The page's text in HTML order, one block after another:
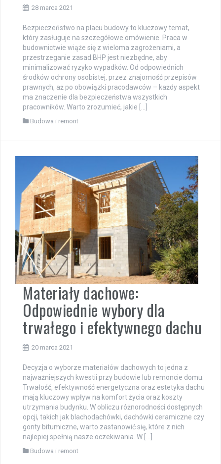
28 marca 2021
Bezpieczeństwo na placu budowy to kluczowy temat,
który zasługuje na szczegółowe omówienie. Praca w
budownictwie wiąże się z wieloma zagrożeniami, a
przestrzeganie zasad BHP jest niezbędne, aby
minimalizować ryzyko wypadków. Od odpowiednich
środków ochrony osobistej, przez znajomość przepisów
prawnych, aż po obowiązki pracodawców – każdy aspekt
ma znaczenie dla bezpieczeństwa wszystkich
pracowników. Warto zrozumieć, jakie […]
Budowa i remont
Materiały dachowe:
Odpowiednie wybory dla
trwałego i efektywnego dachu
20 marca 2021
Decyzja o wyborze materiałów dachowych to jedna z
najważniejszych kwestii przy budowie lub remoncie domu.
Trwałość, efektywność energetyczna oraz estetyka dachu
mają kluczowy wpływ na komfort życia oraz koszty
utrzymania budynku. W obliczu różnorodności dostępnych
opcji, takich jak blachodachówki, dachówki ceramiczne czy
gonty bitumiczne, warto zastanowić się, które z nich
najlepiej spełnią nasze oczekiwania. W […]
Budowa i remont